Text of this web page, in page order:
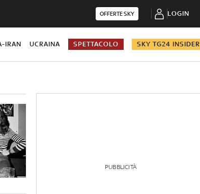
OFFERTE SKY LOGIN
IRAN UCRAINA SPETTACOLO SKY TG24 INSIDER
PUBBLICITÀ